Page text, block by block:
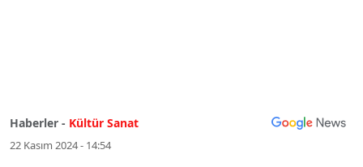
Haberler - Kültür Sanat
22 Kasım 2024 - 14:54